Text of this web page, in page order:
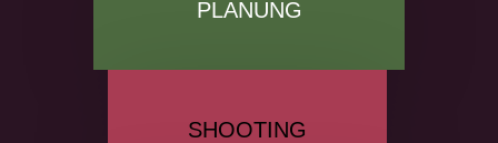
PLANUNG
SHOOTING